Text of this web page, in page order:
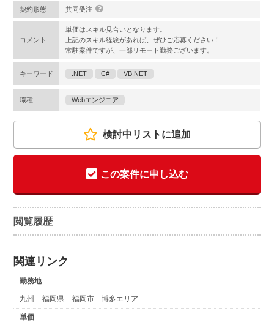
契約形態 共同受注
コメント
単価はスキル見合いとなります。
上記のスキル経験があれば、ぜひご応募ください！
常駐案件ですが、一部リモート勤務ございます。
キーワード .NET C# VB.NET
職種 Webエンジニア
検討中リストに追加
この案件に申し込む
閲覧履歴
関連リンク
勤務地
九州 福岡県 福岡市 博多エリア
単価